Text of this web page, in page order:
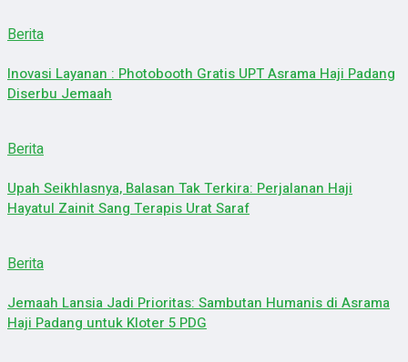
Berita
Inovasi Layanan : Photobooth Gratis UPT Asrama Haji Padang
Diserbu Jemaah
Berita
Upah Seikhlasnya, Balasan Tak Terkira: Perjalanan Haji
Hayatul Zainit Sang Terapis Urat Saraf
Berita
Jemaah Lansia Jadi Prioritas: Sambutan Humanis di Asrama
Haji Padang untuk Kloter 5 PDG